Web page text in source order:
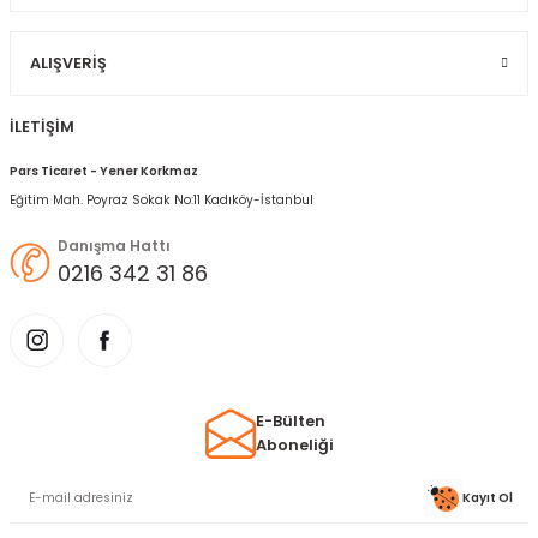
ALIŞVERIŞ
İLETİŞİM
Pars Ticaret - Yener Korkmaz
Eğitim Mah. Poyraz Sokak No:11 Kadıköy-İstanbul
Danışma Hattı
0216 342 31 86
E-Bülten
Aboneliği
Kayıt Ol